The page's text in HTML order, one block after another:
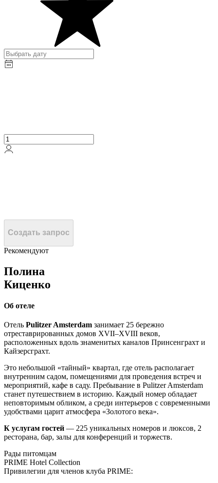
Создать запрос
Рекомендуют
Полина
Киценко
Об отеле
Отель Pulitzer Amsterdam занимает 25 бережно
отреставрированных домов XVII–XVIII веков,
расположенных вдоль знаменитых каналов Принсенграхт и
Кайзерсграхт.
Это небольшой «тайный» квартал, где отель располагает
внутренним садом, помещениями для проведения встреч и
мероприятий, кафе в саду. Пребывание в Pulitzer Amsterdam
станет путешествием в историю. Каждый номер обладает
неповторимым обликом, а среди интерьеров с современными
удобствами царит атмосфера «Золотого века».
К услугам гостей — 225 уникальных номеров и люксов, 2
ресторана, бар, залы для конференций и торжеств.
Рады питомцам
PRIME Hotel Collection
Привилегии для членов клуба PRIME: